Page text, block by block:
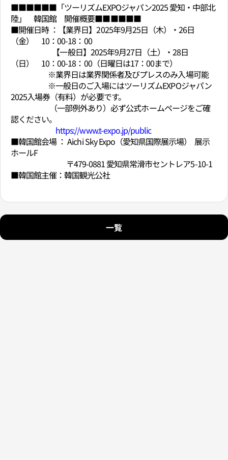
■■■■■■「ツーリズムEXPOジャパン2025 愛知・中部北
陸」 韓国館 開催概要■■■■■■
■開催日時 ：【業界日】2025年9月25日（木）・26日
（金） 10：00-18：00
【一般日】2025年9月27日（土）・28日
（日） 10：00-18：00（日曜日は17：00まで）
※業界日は業界関係者及びプレスのみ入場可能
※一般日のご入場にはツーリズムEXPOジャパン
2025入場券（有料）が必要です。
（一部例外あり）必ず公式ホームページをご確
認ください。
https://www.t-expo.jp/public
■韓国館会場 ： Aichi Sky Expo（愛知県国際展示場） 展示
ホールF
〒479-0881 愛知県常滑市セントレア5-10-1
■韓国館主催：韓国観光公社
一覧